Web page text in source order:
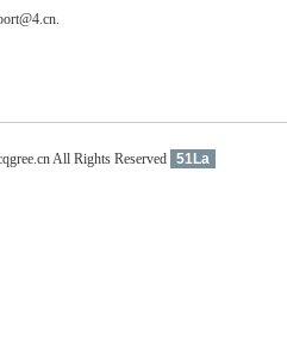
All Rights Reserved 51La